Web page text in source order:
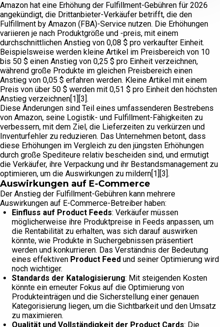
Amazon hat eine Erhöhung der Fulfillment-Gebühren für 2026
angekündigt, die Drittanbieter-Verkäufer betrifft, die den
Fulfillment by Amazon (FBA)-Service nutzen. Die Erhöhungen
variieren je nach Produktgröße und -preis, mit einem
durchschnittlichen Anstieg von 0,08 $ pro verkaufter Einheit.
Beispielsweise werden kleine Artikel im Preisbereich von 10
bis 50 $ einen Anstieg von 0,25 $ pro Einheit verzeichnen,
während große Produkte im gleichen Preisbereich einen
Anstieg von 0,05 $ erfahren werden. Kleine Artikel mit einem
Preis von über 50 $ werden mit 0,51 $ pro Einheit den höchsten
Anstieg verzeichnen[1][3].
Diese Änderungen sind Teil eines umfassenderen Bestrebens
von Amazon, seine Logistik- und Fulfillment-Fähigkeiten zu
verbessern, mit dem Ziel, die Lieferzeiten zu verkürzen und
Inventurfehler zu reduzieren. Das Unternehmen betont, dass
diese Erhöhungen im Vergleich zu den jüngsten Erhöhungen
durch große Spediteure relativ bescheiden sind, und ermutigt
die Verkäufer, ihre Verpackung und ihr Bestandsmanagement zu
optimieren, um die Auswirkungen zu mildern[1][3].
Auswirkungen auf E-Commerce
Der Anstieg der Fulfillment-Gebühren kann mehrere
Auswirkungen auf E-Commerce-Betreiber haben:
Einfluss auf Product Feeds: Verkäufer müssen
möglicherweise ihre Produktpreise in Feeds anpassen, um
die Rentabilität zu erhalten, was sich darauf auswirken
könnte, wie Produkte in Suchergebnissen präsentiert
werden und konkurrieren. Das Verständnis der Bedeutung
eines effektiven Product Feed und seiner Optimierung wird
noch wichtiger.
Standards der Katalogisierung: Mit steigenden Kosten
könnte ein erneuter Fokus auf die Optimierung von
Produkteinträgen und die Sicherstellung einer genauen
Kategorisierung liegen, um die Sichtbarkeit und den Umsatz
zu maximieren.
Qualität und Vollständigkeit der Product Cards: Die